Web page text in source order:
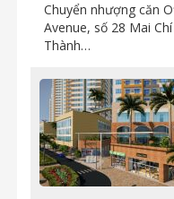
Chuyển nhượng căn
Avenue, số 28 Mai
Thành…